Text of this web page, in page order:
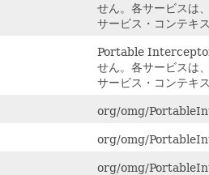
せん。各サービスは
サービス・コンテキ
Portable
せん。各サービスは
サービス・コンテキ
org/omg/
org/omg/
org/omg/